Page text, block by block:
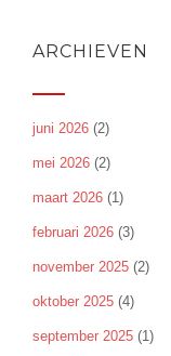
ARCHIEVEN
juni 2026 (2)
mei 2026 (2)
maart 2026 (1)
februari 2026 (3)
november 2025 (2)
oktober 2025 (4)
september 2025 (1)